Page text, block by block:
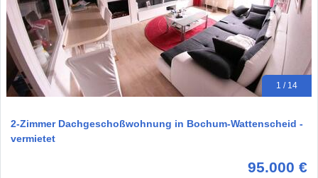
1 / 14
2-Zimmer Dachgeschoßwohnung in Bochum-Wattenscheid -
vermietet
95.000 €